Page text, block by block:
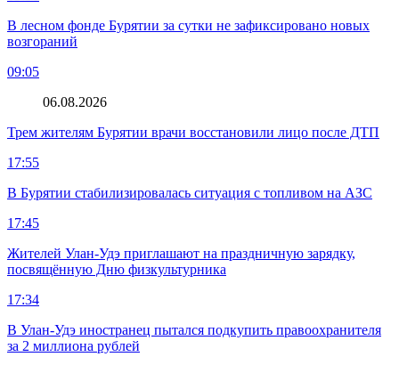
В лесном фонде Бурятии за сутки не зафиксировано новых
возгораний
09:05
06.08.2026
Трем жителям Бурятии врачи восстановили лицо после ДТП
17:55
В Бурятии стабилизировалась ситуация с топливом на АЗС
17:45
Жителей Улан-Удэ приглашают на праздничную зарядку,
посвящённую Дню физкультурника
17:34
В Улан-Удэ иностранец пытался подкупить правоохранителя
за 2 миллиона рублей